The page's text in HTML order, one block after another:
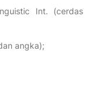
Int. (cerdas
angka);